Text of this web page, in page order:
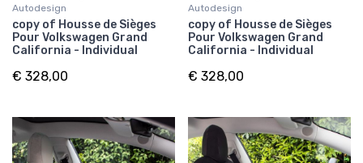
Autodesign
copy of Housse de Sièges
Pour Volkswagen Grand
California - Individual
€ 328,00
Autodesign
copy of Housse de Sièges
Pour Volkswagen Grand
California - Individual
€ 328,00